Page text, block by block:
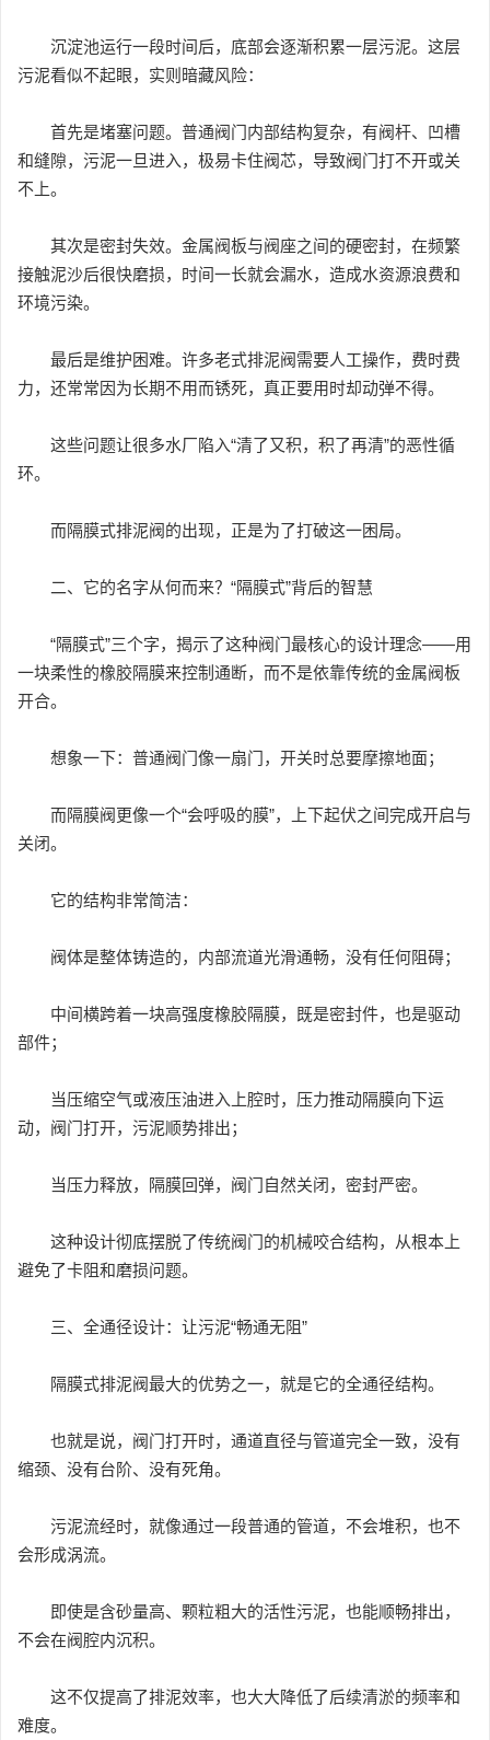
沉淀池运行一段时间后，底部会逐渐积累一层污泥。这层
污泥看似不起眼，实则暗藏风险：
首先是堵塞问题。普通阀门内部结构复杂，有阀杆、凹槽
和缝隙，污泥一旦进入，极易卡住阀芯，导致阀门打不开或关
不上。
其次是密封失效。金属阀板与阀座之间的硬密封，在频繁
接触泥沙后很快磨损，时间一长就会漏水，造成水资源浪费和
环境污染。
最后是维护困难。许多老式排泥阀需要人工操作，费时费
力，还常常因为长期不用而锈死，真正要用时却动弹不得。
这些问题让很多水厂陷入“清了又积，积了再清”的恶性循
环。
而隔膜式排泥阀的出现，正是为了打破这一困局。
二、它的名字从何而来？“隔膜式”背后的智慧
“隔膜式”三个字，揭示了这种阀门最核心的设计理念——用
一块柔性的橡胶隔膜来控制通断，而不是依靠传统的金属阀板
开合。
想象一下：普通阀门像一扇门，开关时总要摩擦地面；
而隔膜阀更像一个“会呼吸的膜”，上下起伏之间完成开启与
关闭。
它的结构非常简洁：
阀体是整体铸造的，内部流道光滑通畅，没有任何阻碍；
中间横跨着一块高强度橡胶隔膜，既是密封件，也是驱动
部件；
当压缩空气或液压油进入上腔时，压力推动隔膜向下运
动，阀门打开，污泥顺势排出；
当压力释放，隔膜回弹，阀门自然关闭，密封严密。
这种设计彻底摆脱了传统阀门的机械咬合结构，从根本上
避免了卡阻和磨损问题。
三、全通径设计：让污泥“畅通无阻”
隔膜式排泥阀最大的优势之一，就是它的全通径结构。
也就是说，阀门打开时，通道直径与管道完全一致，没有
缩颈、没有台阶、没有死角。
污泥流经时，就像通过一段普通的管道，不会堆积，也不
会形成涡流。
即使是含砂量高、颗粒粗大的活性污泥，也能顺畅排出，
不会在阀腔内沉积。
这不仅提高了排泥效率，也大大降低了后续清淤的频率和
难度。